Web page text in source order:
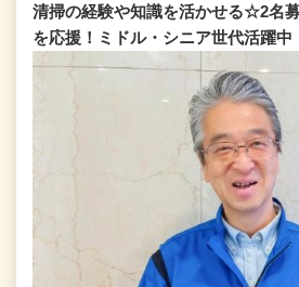
清掃の経験や知識を活かせる☆2名
を応援！ミドル・シニア世代活躍中